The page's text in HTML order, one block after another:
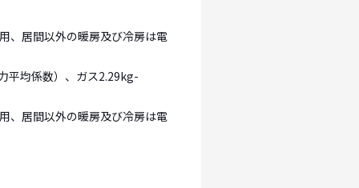
、居間以外の暖房及び冷房は電
平均係数）、ガス2.29kg-
、居間以外の暖房及び冷房は電